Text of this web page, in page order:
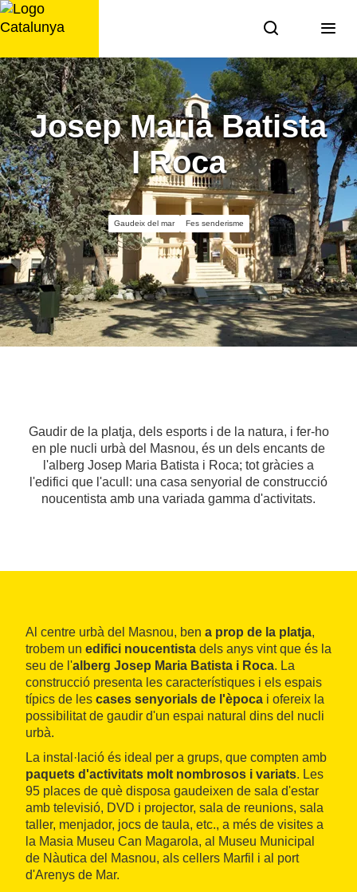
Saltar
al
Josep Maria Batista
I Roca
Gaudeix del mar Fes senderisme
Gaudir de la platja, dels esports i de la natura, i fer-ho
en ple nucli urbà del Masnou, és un dels encants de
l'alberg Josep Maria Batista i Roca; tot gràcies a
l'edifici que l'acull: una casa senyorial de construcció
noucentista amb una variada gamma d'activitats.
Al centre urbà del Masnou, ben a prop de la platja,
trobem un edifici noucentista dels anys vint que és la
seu de l'alberg Josep Maria Batista i Roca. La
construcció presenta les característiques i els espais
típics de les cases senyorials de l'època i ofereix la
possibilitat de gaudir d'un espai natural dins del nucli
urbà.
La instal·lació és ideal per a grups, que compten amb
paquets d'activitats molt nombrosos i variats. Les
95 places de què disposa gaudeixen de sala d'estar
amb televisió, DVD i projector, sala de reunions, sala
taller, menjador, jocs de taula, etc., a més de visites a
la Masia Museu Can Magarola, al Museu Municipal
de Nàutica del Masnou, als cellers Marfil i al port
d'Arenys de Mar.